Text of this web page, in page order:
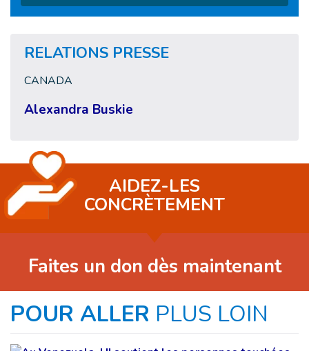
RELATIONS PRESSE
CANADA
Alexandra Buskie
AIDEZ-LES
CONCRÈTEMENT
Faites un don dès maintenant
POUR ALLER PLUS LOIN